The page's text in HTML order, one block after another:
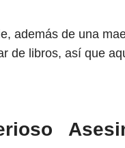
además de una
de libros, así que